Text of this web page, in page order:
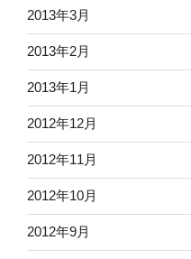
2013年3月
2013年2月
2013年1月
2012年12月
2012年11月
2012年10月
2012年9月